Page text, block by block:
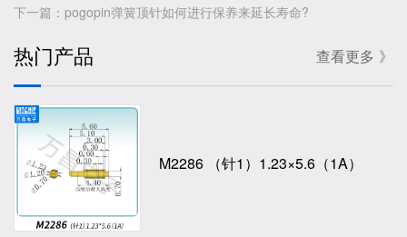
下一篇：pogopin弹簧顶针如何进行保养来延长寿命?
热门产品 查看更多 》
M2286 （针1）1.23×5.6（1A）